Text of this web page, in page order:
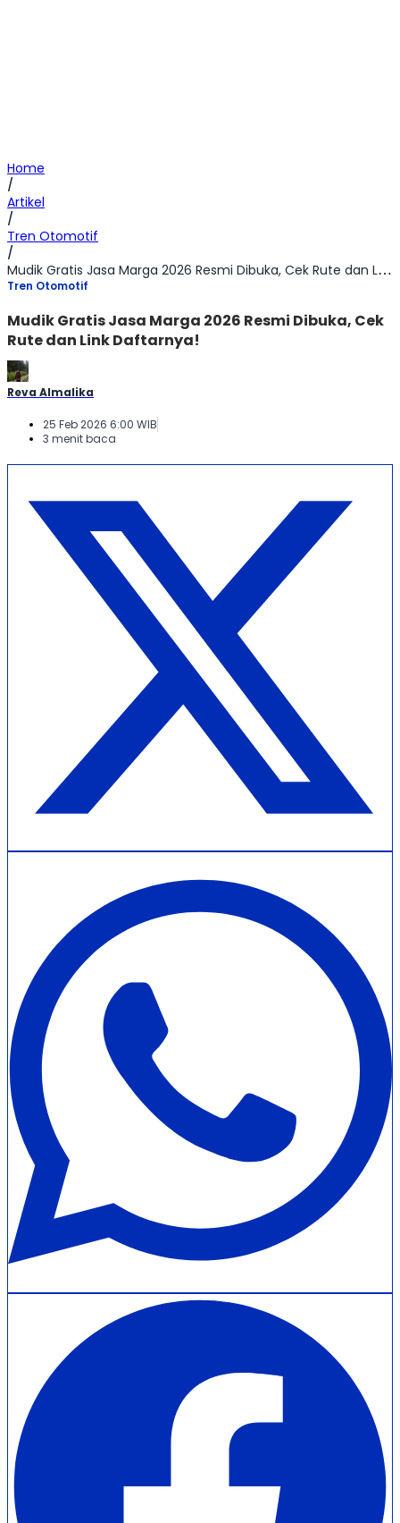
Home
/
Artikel
/
Tren Otomotif
/
Mudik Gratis Jasa Marga 2026 Resmi Dibuka, Cek Rute dan Link Daftarnya!
Tren Otomotif
Mudik Gratis Jasa Marga 2026 Resmi Dibuka, Cek
Rute dan Link Daftarnya!
Reva Almalika
25 Feb 2026 6:00 WIB
3 menit baca